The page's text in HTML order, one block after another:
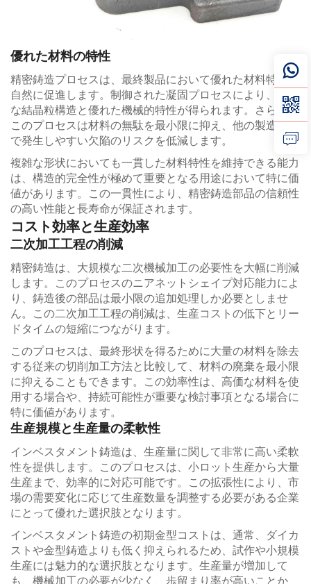
優れた材料の特性
精密鋳造プロセスは、最終製品において優れた材料特性を
自然に促進します。制御された凝固プロセスにより、均一
な結晶粒構造と優れた機械的特性が得られます。さらに、
このプロセスは材料の無駄を最小限に抑え、他の製造方法
で発生しやすい欠陥のリスクを低減します。
複雑な形状においても一貫した材料特性を維持できる能力
は、構造的完全性が極めて重要となる用途において特に価
値があります。この一貫性により、精密鋳造部品の信頼性
の高い性能と長寿命が保証されます。
コスト効率と生産効率
二次加工工程の削減
精密鋳造は、大規模な二次機械加工の必要性を大幅に削減
します。このプロセスのニアネットシェイプ対応能力によ
り、鋳造後の部品は最小限の追加処理しか必要としませ
ん。この二次加工工程の削減は、生産コストの低下とリー
ドタイムの短縮につながります。
このプロセスは、最終形状を得るために大量の材料を除去
する従来の切削加工方法と比較して、材料の廃棄を最小限
に抑えることもできます。この効率性は、高価な材料を使
用する場合や、持続可能性が重要な検討事項となる場合に
特に価値があります。
生産規模と生産量の柔軟性
インベスタメント鋳造は、生産量に関して非常に高い柔軟
性を提供します。このプロセスは、小ロット生産から大量
生産まで、効率的に対応可能です。この拡張性により、市
場の需要変化に応じて生産数量を調整する必要がある企業
にとって優れた選択肢となります。
インベスタメント鋳造の初期金型コストは、通常、ダイカ
ストや金型鋳造よりも低く抑えられるため、試作や小規模
生産には魅力的な選択肢となります。生産量が増加して
も、機械加工の必要が少なく、歩留まり率が高いことか